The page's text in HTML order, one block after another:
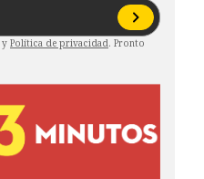
y Política de privacidad. Pronto